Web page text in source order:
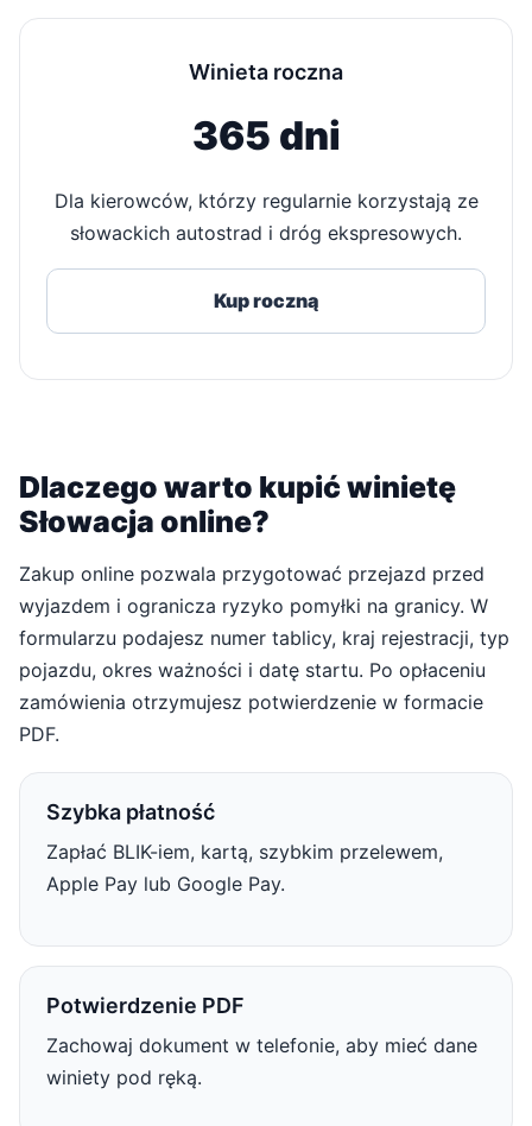
Winieta roczna
365 dni
Dla kierowców, którzy regularnie korzystają ze
słowackich autostrad i dróg ekspresowych.
Kup roczną
Dlaczego warto kupić winietę
Słowacja online?
Zakup online pozwala przygotować przejazd przed
wyjazdem i ogranicza ryzyko pomyłki na granicy. W
formularzu podajesz numer tablicy, kraj rejestracji, typ
pojazdu, okres ważności i datę startu. Po opłaceniu
zamówienia otrzymujesz potwierdzenie w formacie
PDF.
Szybka płatność
Zapłać BLIK-iem, kartą, szybkim przelewem,
Apple Pay lub Google Pay.
Potwierdzenie PDF
Zachowaj dokument w telefonie, aby mieć dane
winiety pod ręką.